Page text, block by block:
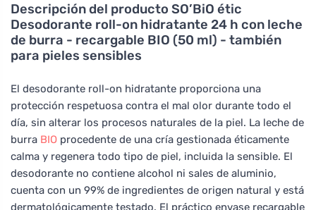
Descripción del producto SO’BiO étic
Desodorante roll-on hidratante 24 h con leche
de burra - recargable BIO (50 ml) - también
para pieles sensibles
El desodorante roll-on hidratante proporciona una
protección respetuosa contra el mal olor durante todo el
día, sin alterar los procesos naturales de la piel. La leche de
burra BIO procedente de una cría gestionada éticamente
calma y regenera todo tipo de piel, incluida la sensible. El
desodorante no contiene alcohol ni sales de aluminio,
cuenta con un 99% de ingredientes de origen natural y está
dermatológicamente testado. El práctico envase recargable